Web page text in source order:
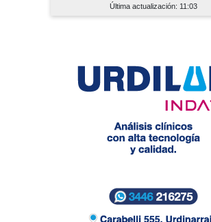
Última actualización: 11:03